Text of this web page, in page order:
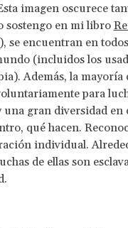
imagen oscurece
sostengo en mi libro
se encuentran en
(incluidos los
Además, la mayoría
para
gran diversidad en
qué hacen.
individual.
de ellas son